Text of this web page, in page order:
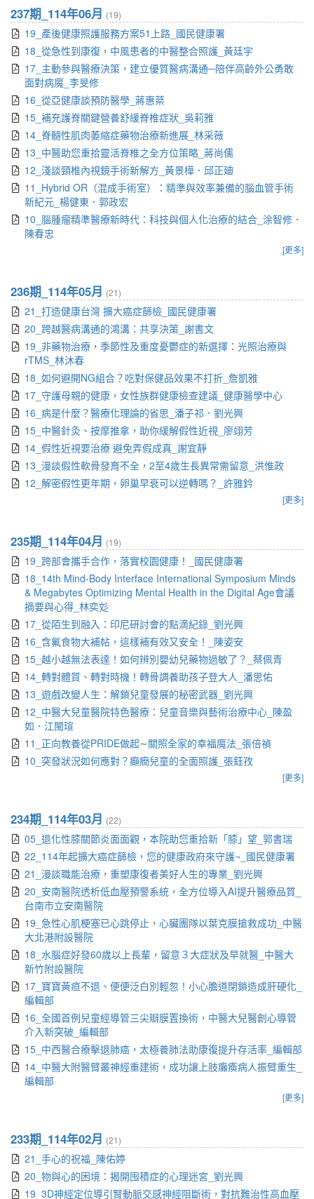
237期_114年06月 (19)
19_產後健康照護服務方案51上路_國民健康署
18_從急性到康復，中風患者的中醫整合照護_黃廷宇
17_主動參與醫療決策，建立優質醫病溝通─陪伴高齡外公勇敢
面對病魔_李旻修
16_從亞健康談預防醫學_蔣惠棻
15_補充護脊關鍵營養舒緩脊椎症狀_吳莉雅
14_脊髓性肌肉萎縮症藥物治療新進展_林采薇
13_中醫助您重拾靈活脊椎之全方位策略_蔣尚儒
12_淺談頸椎內視鏡手術新解方_黃景樺．邱正廸
11_Hybrid OR（混成手術室）：精準與效率兼備的腦血管手術
新紀元_楊健東．郭政宏
10_腦腫瘤精準醫療新時代：科技與個人化治療的結合_涂智修．
陳春忠
[更多]
236期_114年05月 (21)
21_打造健康台灣 擴大癌症篩檢_國民健康署
20_跨越醫病溝通的鴻溝：共享決策_謝書文
19_非藥物治療，季節性及重度憂鬱症的新選擇：光照治療與
rTMS_林沐春
18_如何避開NG組合？吃對保健品效果不打折_詹凱雅
17_守護母親的健康，女性族群健康檢查建議_健康醫學中心
16_病是什麼？醫療化理論的省思_潘子祁．劉光興
15_中醫針灸、按摩推拿，助你緩解假性近視_廖翊芳
14_假性近視要治療 避免弄假成真_謝宜靜
13_漫談假性軟骨發育不全，2至4歲生長異常需留意_洪惟政
12_解密假性更年期，卵巢早衰可以逆轉嗎？_許雅鈐
[更多]
235期_114年04月 (19)
19_跨部會攜手合作，落實校園健康！_國民健康署
18_14th Mind-Body Interface International Symposium Minds
& Megabytes Optimizing Mental Health in the Digital Age會議
摘要與心得_林奕彣
17_從陌生到融入：印尼研討會的點滴紀錄_劉光興
16_含氟食物大補帖，這樣補有效又安全！_陳姿安
15_越小越無法表達！如何辨別嬰幼兒藥物過敏了？_蔡佩青
14_轉對體質、轉對時機！轉骨調養助孩子登大人_潘思佑
13_遊戲改變人生：解鎖兒童發展的秘密武器_劉光興
12_中醫大兒童醫院特色醫療：兒童音樂與藝術治療中心_陳盈
如．江閩瑄
11_正向教養從PRIDE做起∼關照全家的幸福魔法_張倍禎
10_突發狀況如何應對？癲癇兒童的全面照護_張鈺孜
[更多]
234期_114年03月 (22)
05_退化性膝關節炎面面觀，本院助您重拾新「膝」望_郭書瑞
22_114年起擴大癌症篩檢，您的健康政府來守護¬_國民健康署
21_漫談職能治療，重塑康復者美好人生的專業_劉光興
20_安南醫院透析低血壓預警系統，全方位導入AI提升醫療品質_
台南市立安南醫院
19_急性心肌梗塞已心跳停止，心臟團隊以葉克膜搶救成功_中醫
大北港附設醫院
18_水腦症好發60歲以上長輩，留意３大症狀及早就醫_中醫大
新竹附設醫院
17_寶寶黃疸不退、便便泛白別輕忽！小心膽道閉鎖造成肝硬化_
編輯部
16_全國首例兒童經導管三尖瓣膜置換術，中醫大兒醫創心導管
介入新突破_編輯部
15_中西醫合療擊退肺癌，太極養肺法助康復提升存活率_編輯部
14_中醫大附醫臂叢神經重建術，成功讓上肢癱瘓病人振臂重生_
編輯部
[更多]
233期_114年02月 (21)
21_手心的祝福_陳佑婷
20_物與心的困境：揭開囤積症的心理迷宮_劉光興
19_3D神經定位導引腎動脈交感神經阻斷術，對抗難治性高血壓